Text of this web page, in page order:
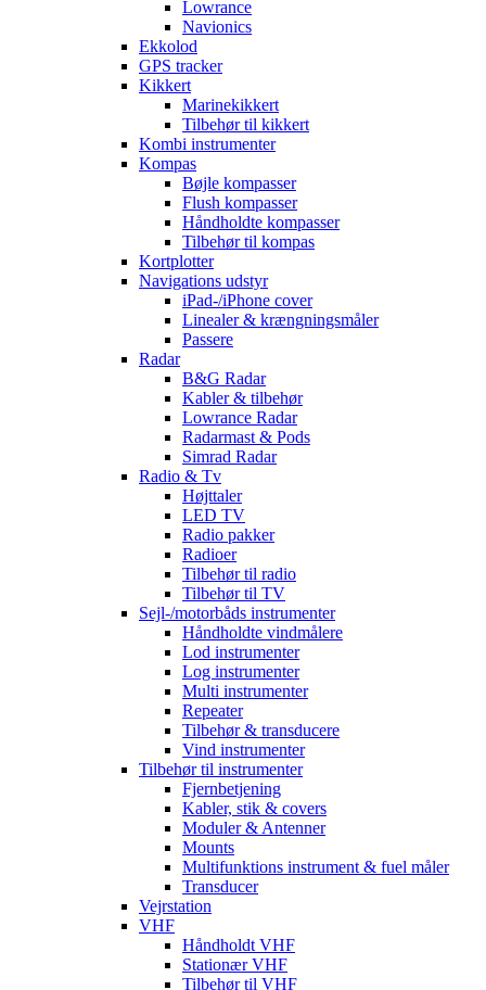
Lowrance
Navionics
Ekkolod
GPS tracker
Kikkert
Marinekikkert
Tilbehør til kikkert
Kombi instrumenter
Kompas
Bøjle kompasser
Flush kompasser
Håndholdte kompasser
Tilbehør til kompas
Kortplotter
Navigations udstyr
iPad-/iPhone cover
Linealer & krængningsmåler
Passere
Radar
B&G Radar
Kabler & tilbehør
Lowrance Radar
Radarmast & Pods
Simrad Radar
Radio & Tv
Højttaler
LED TV
Radio pakker
Radioer
Tilbehør til radio
Tilbehør til TV
Sejl-/motorbåds instrumenter
Håndholdte vindmålere
Lod instrumenter
Log instrumenter
Multi instrumenter
Repeater
Tilbehør & transducere
Vind instrumenter
Tilbehør til instrumenter
Fjernbetjening
Kabler, stik & covers
Moduler & Antenner
Mounts
Multifunktions instrument & fuel måler
Transducer
Vejrstation
VHF
Håndholdt VHF
Stationær VHF
Tilbehør til VHF